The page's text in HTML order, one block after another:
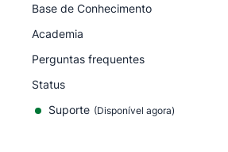
Base de Conhecimento
Academia
Perguntas frequentes
Status
Suporte (Disponível agora)